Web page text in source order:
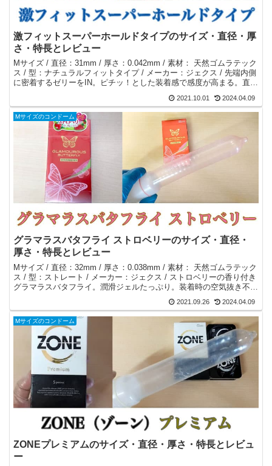
激フィットスーパーホールドタイプのサイズ・直径・厚
さ・特長とレビュー
Mサイズ / 直径：31mm / 厚さ：0.042mm / 素材： 天然ゴムラテック
ス / 型：ナチュラルフィットタイプ / メーカー：ジェクス / 先端内側
に密着するゼリーをIN。ピチッ！とした装着感で感度が高まる。直径
2021.10.01 2024.04.09
Mサイズのコンドーム
グラマラスバタフライ ストロベリーのサイズ・直径・
厚さ・特長とレビュー
Mサイズ / 直径：32mm / 厚さ：0.038mm / 素材： 天然ゴムラテック
ス / 型：ストレート / メーカー：ジェクス / ストロベリーの香り付き
グラマラスバタフライ。潤滑ジェルたっぷり。装着時の空気抜き不
2021.09.26 2024.04.09
Mサイズのコンドーム
ZONEプレミアムのサイズ・直径・厚さ・特長とレビュ
ー